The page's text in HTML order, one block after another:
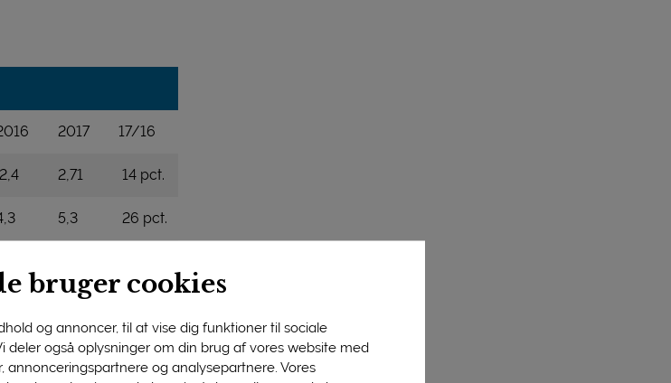
bruger cookies
og annoncer, til at vise dig funktioner til sociale
deler også oplysninger om din brug af vores website med
og analysepartnere. Vores
2017 17/16
2,4 2,71 14 pct.
5,3 26 pct.
20,9 17 pct.